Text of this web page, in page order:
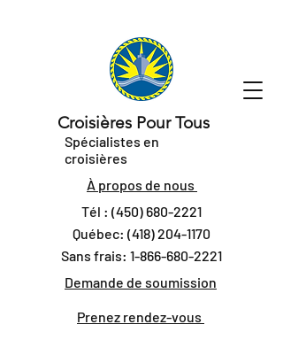
Croisières Pour Tous
Spécialistes en
croisières
À propos de nous
Tél : (450) 680-2221
Québec: (418) 204-1170
Sans frais: 1-866-680-2221
Demande de soumission
Prenez rendez-vous